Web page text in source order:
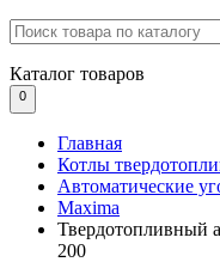
Каталог товаров
0
Главная
Котлы
Автоматические
Maxima
Твердотопливный
200